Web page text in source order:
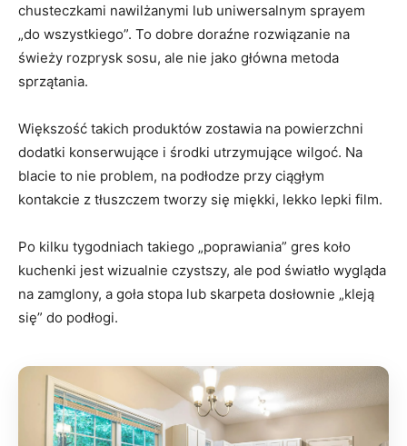
chusteczkami nawilżanymi lub uniwersalnym sprayem
„do wszystkiego”. To dobre doraźne rozwiązanie na
świeży rozprysk sosu, ale nie jako główna metoda
sprzątania.
Większość takich produktów zostawia na powierzchni
dodatki konserwujące i środki utrzymujące wilgoć. Na
blacie to nie problem, na podłodze przy ciągłym
kontakcie z tłuszczem tworzy się miękki, lekko lepki film.
Po kilku tygodniach takiego „poprawiania” gres koło
kuchenki jest wizualnie czystszy, ale pod światło wygląda
na zamglony, a goła stopa lub skarpeta dosłownie „kleją
się” do podłogi.